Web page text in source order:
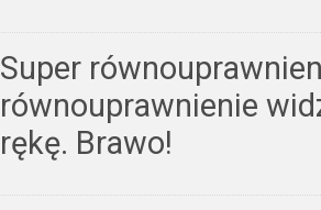
Super
równouprawnienie
rękę. Brawo!